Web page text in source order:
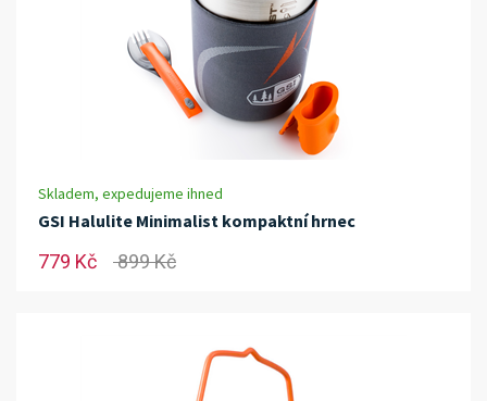
Skladem, expedujeme ihned
GSI Halulite Minimalist kompaktní hrnec
779 Kč 899 Kč